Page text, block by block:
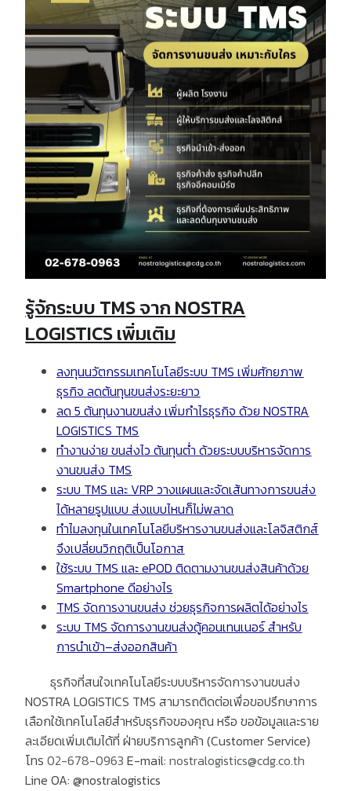
รู้จักระบบ TMS จาก NOSTRA
LOGISTICS เพิ่มเติม
ลงทุนนวัตกรรมเทคโนโลยีระบบ TMSเพิ่มศักยภาพ
ธุรกิจ ลดต้นทุนขนส่งระยะยาว
ลด 5ต้นทุนงานขนส่ง เพิ่มกำไรธุรกิจ ด้วย NOSTRA
LOGISTICS TMS
ทำงานง่าย ขนส่งไว ต้นทุนต่ำ ด้วยระบบบริหารจัดการ
งานขนส่ง TMS
ระบบ TMSและ VRPวางแผนและจัดเส้นทางการขนส่ง
ได้หลายรูปแบบ ส่งแบบไหนก็ไม่พลาด
ทำไมลงทุนในเทคโนโลยีบริหารงานขนส่งและโลจิสติกส์
จึงเปลี่ยนวิกฤติเป็นโอกาส
ใช้ระบบ TMSและePODติดตามงานขนส่งสินค้าด้วย
Smartphoneดีอย่างไร
TMSจัดการงานขนส่ง ช่วยธุรกิจการผลิตได้อย่างไร
ระบบ TMSจัดการงานขนส่งตู้คอนเทนเนอร์สำหรับ
การนำเข้า–ส่งออกสินค้า
ธุรกิจที่สนใจเทคโนโลยีระบบบริหารจัดการงานขนส่ง
NOSTRA LOGISTICS TMSสามารถติดต่อเพื่อขอปรึกษาการ
เลือกใช้เทคโนโลยีสำหรับธุรกิจของคุณ หรือ ขอข้อมูลและราย
ละเอียดเพิ่มเติมได้ที่ ฝ่ายบริการลูกค้า (Customer Service)
โทร 02-678-0963 E-mail:nostralogistics@cdg.co.th
Line OA:@nostralogistics